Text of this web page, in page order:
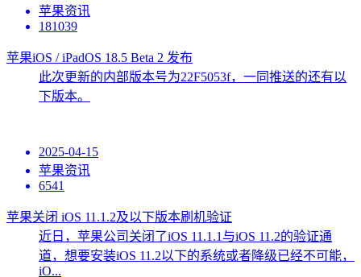
苹果资讯
181039
苹果iOS / iPadOS 18.5 Beta 2 发布
此次更新的内部版本号为22F5053f，一同推送的还有以
下版本。
2025-04-15
苹果资讯
6541
苹果关闭 iOS 11.1.2及以下版本刷机验证
近日，苹果公司关闭了iOS 11.1.1与iOS 11.2的验证通
道，想要安装iOS 11.2以下的系统或者降级已经不可能，
iO...